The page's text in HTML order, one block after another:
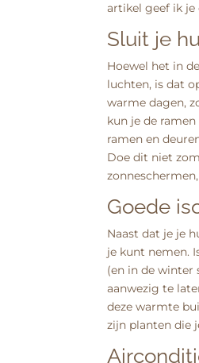
artikel geef ik je
Sluit je
Hoewel het in
luchten, is dat
warme dagen,
kun je de
ramen en
Doe dit niet
Goede
Naast dat je je
je kunt nemen.
(en in de winter
aanwezig te
deze warmte
zijn planten die